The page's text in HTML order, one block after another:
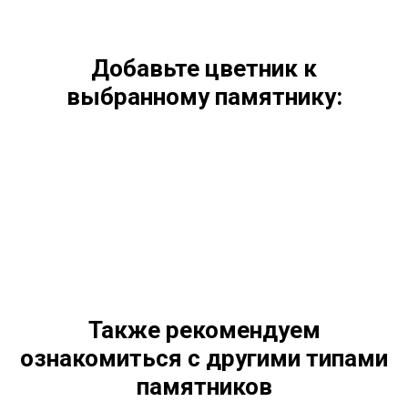
Добавьте цветник к
выбранному памятнику:
Также рекомендуем
ознакомиться с другими типами
памятников